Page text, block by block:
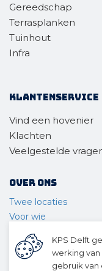
Gereedschap
Terrasplanken
Tuinhout
Infra
Klantenservice
Vind een hovenier
Klachten
Veelgestelde
Over ons
Twee locaties
Voor wie
Ons team
Geschiedenis
KPS Delft
werking
gebruik van